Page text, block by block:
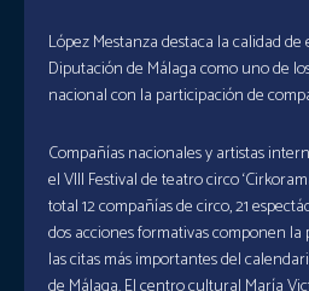
López Mestanza destaca la calidad de
Diputación de Málaga como uno de
nacional con la participación de
Compañías nacionales y artistas
el VIII Festival de teatro circo
total 12 compañías de circo, 21
dos acciones formativas componen
las citas más importantes del